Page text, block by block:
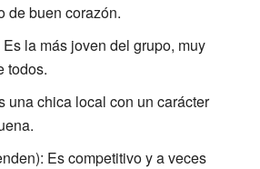
de buen corazón.
la más joven del grupo, muy
todos.
una chica local con un carácter
Es competitivo y a veces